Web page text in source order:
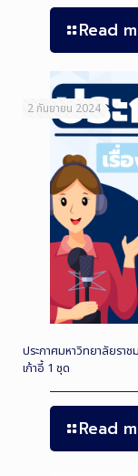
Read
2 กันยายน 2024
ประกาศมหาวิทยาลัยรา
เก้าอี้ 1 ชุด
Read